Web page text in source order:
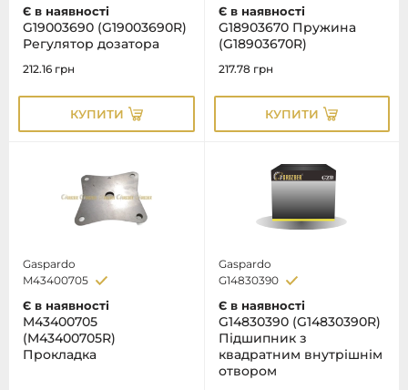
Є в наявності
G19003690 (G19003690R)
Регулятор дозатора
212.16 грн
КУПИТИ
Є в наявності
G18903670 Пружина
(G18903670R)
217.78 грн
КУПИТИ
Gaspardo
M43400705
Є в наявності
M43400705
(M43400705R)
Прокладка
Gaspardo
G14830390
Є в наявності
G14830390 (G14830390R)
Підшипник з
квадратним внутрішнім
отвором